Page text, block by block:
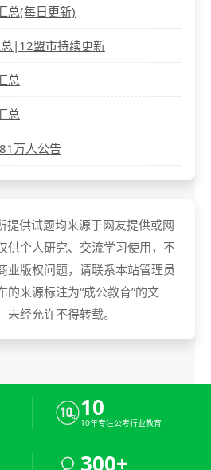
总(每日更新)
|12盟市持续更新
总
总
万人公告
提供试题均来源于网友提供或网
供个人研究、交流学习使用，不
业版权问题，请联系本站管理员
来源标注为“成公教育”的文
经允许不得转载。
10
10年专注公考行业教育
300+